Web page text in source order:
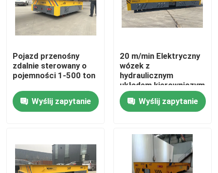
Wycieczka po fabryce
Skontaktuj się z nami
Poprosić o wycenę
Elektryczny wózek transferowy
Wózek transportowy AGV
Pojazd przenośny
zdalnie sterowany o
pojemności 1-500 ton
Wyślij zapytanie
20 m/min Elektryczny
wózek z
hydraulicznym
układem kierowniczym
Wyślij zapytanie